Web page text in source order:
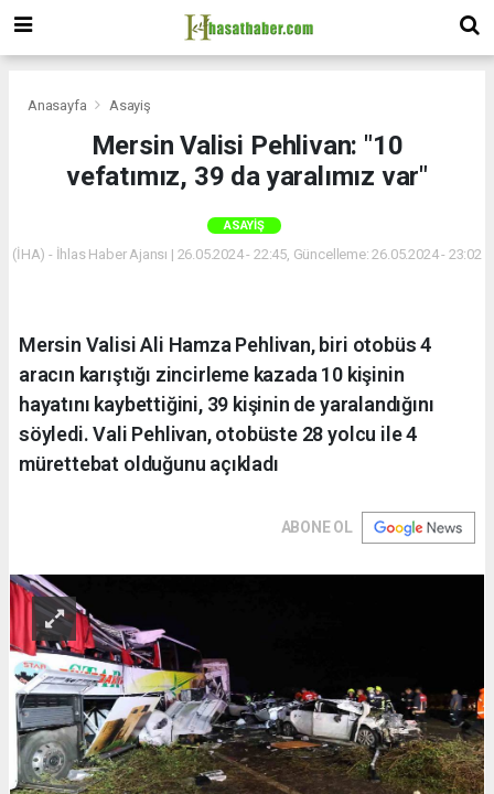
Anasayfa Asayiş
Mersin Valisi Pehlivan: "10
vefatımız, 39 da yaralımız var"
ASAYIŞ
(İHA) - İhlas Haber Ajansı | 26.05.2024 - 22:45, Güncelleme: 26.05.2024 - 23:02
Mersin Valisi Ali Hamza Pehlivan, biri otobüs 4
aracın karıştığı zincirleme kazada 10 kişinin
hayatını kaybettiğini, 39 kişinin de yaralandığını
söyledi. Vali Pehlivan, otobüste 28 yolcu ile 4
mürettebat olduğunu açıkladı
ABONE OL